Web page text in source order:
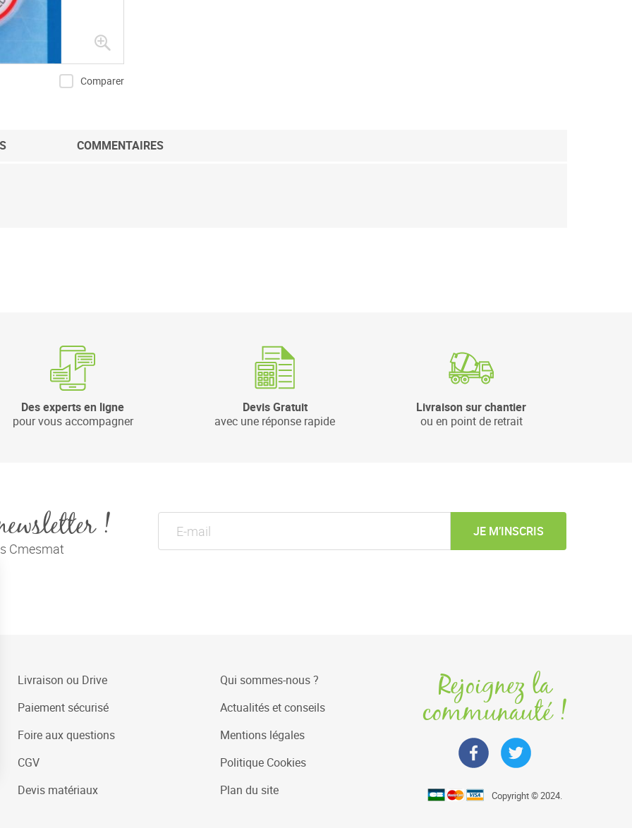
Comparer
COMMENTAIRES
Des experts en ligne
pour vous accompagner
Devis Gratuit
avec une réponse rapide
Livraison sur chantier
ou en point de retrait
!
Cmesmat
JE M’INSCRIS
Livraison ou Drive
Paiement sécurisé
Foire aux questions
CGV
Devis matériaux
Qui sommes-nous ?
Actualités et conseils
Mentions légales
Politique Cookies
Plan du site
Rejoignez la
communauté !
Copyright © 2024.